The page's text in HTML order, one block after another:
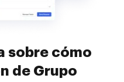
sobre cómo
de Grupo